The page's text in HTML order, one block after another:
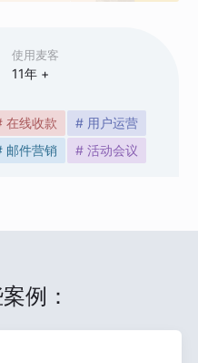
使用麦客
11年 +
在线收款
# 用户运营
邮件营销 # 活动会议
例：